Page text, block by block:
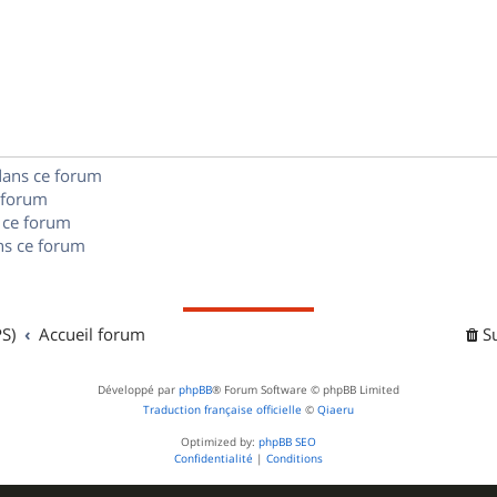
e
ce forum
forum
ce forum
Accueil forum
Développé par phpBB® Forum Software © phpBB Limited
Traduction française officielle © Qiaeru
Optimized by: phpBB SEO
Confidentialité | Conditions